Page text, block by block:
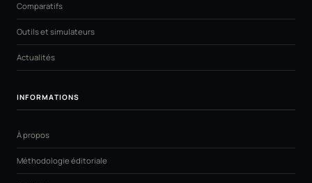
Comparatifs
Outils et simulateurs
Actualités
INFORMATIONS
À propos
Méthodologie éditoriale